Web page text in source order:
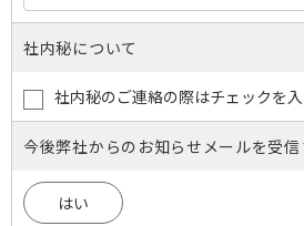
社内秘について
社内秘のご連絡の際はチェックを入
今後弊社からのお知らせメールを受信
はい